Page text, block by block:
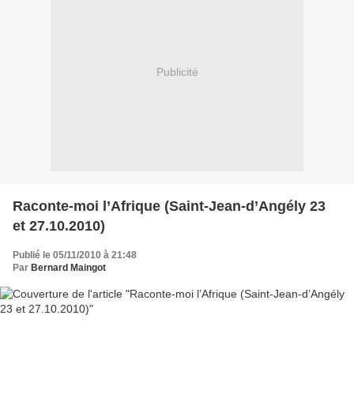
Publicité
Raconte-moi l’Afrique (Saint-Jean-d’Angély 23
et 27.10.2010)
Publié le 05/11/2010 à 21:48
Par Bernard Maingot